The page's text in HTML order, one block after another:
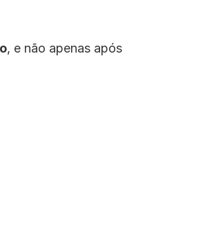
, e não apenas após